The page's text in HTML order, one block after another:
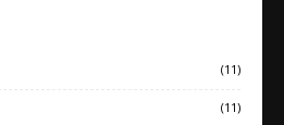
(11)
(11)